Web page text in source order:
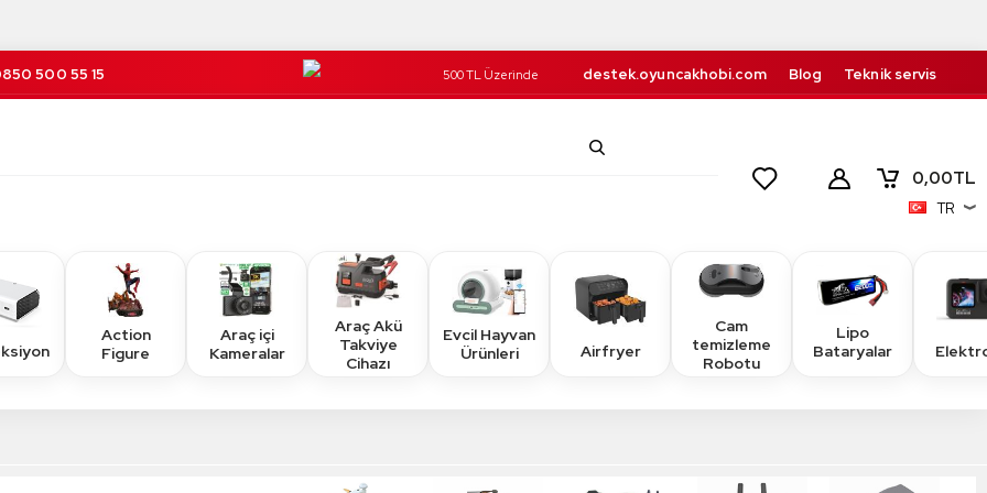
500 55 15 500 TL Üzerinde destek.oyuncakhobi.com Blog Teknik servis
0,00TL
TR
Action
Figure
Araç içi
Kameralar
Araç Akü
Takviye
Cihazı
Evcil Hayvan
Ürünleri
Airfryer
Cam
temizleme
Robotu
Lipo
Bataryalar